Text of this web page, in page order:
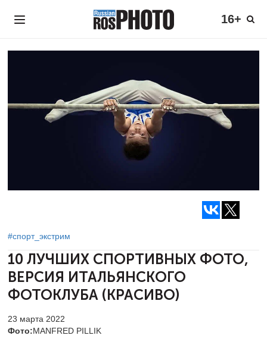
16+
#спорт_экстрим
10 ЛУЧШИХ СПОРТИВНЫХ ФОТО,
ВЕРСИЯ ИТАЛЬЯНСКОГО
ФОТОКЛУБА (КРАСИВО)
23 марта 2022
Фото:MANFRED PILLIK